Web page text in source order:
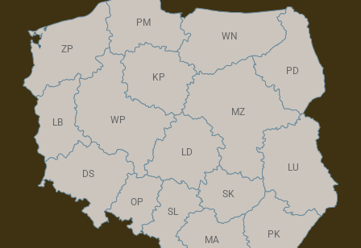
DS
KP
LU
LB
MZ
MA
OP
PK
PD
PM
WN
WP
ZP
LD
SL
SK